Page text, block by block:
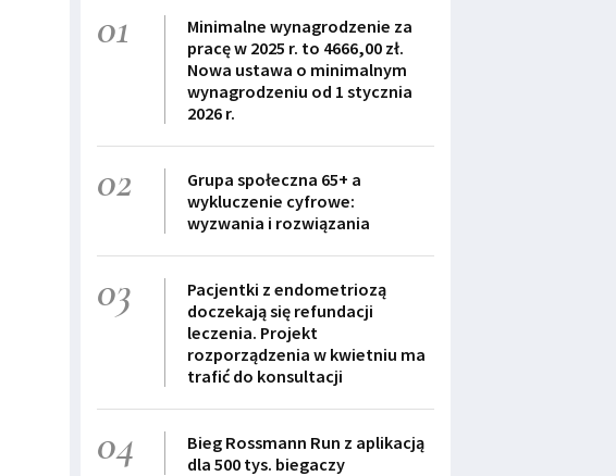
01
Minimalne wynagrodzenie za
pracę w 2025 r. to 4666,00 zł.
Nowa ustawa o minimalnym
wynagrodzeniu od 1 stycznia
2026 r.
02
Grupa społeczna 65+ a
wykluczenie cyfrowe:
wyzwania i rozwiązania
03
Pacjentki z endometriozą
doczekają się refundacji
leczenia. Projekt
rozporządzenia w kwietniu ma
trafić do konsultacji
04
Bieg Rossmann Run z aplikacją
dla 500 tys. biegaczy